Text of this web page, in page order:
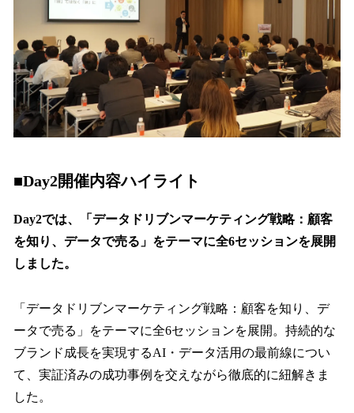
■Day2開催内容ハイライト
Day2では、「データドリブンマーケティング戦略：顧客
を知り、データで売る」をテーマに全6セッションを展開
しました。
「データドリブンマーケティング戦略：顧客を知り、デ
ータで売る」をテーマに全6セッションを展開。持続的な
ブランド成長を実現するAI・データ活用の最前線につい
て、実証済みの成功事例を交えながら徹底的に紐解きま
した。